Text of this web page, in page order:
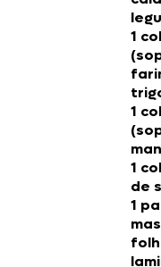
1
1
1
de
1